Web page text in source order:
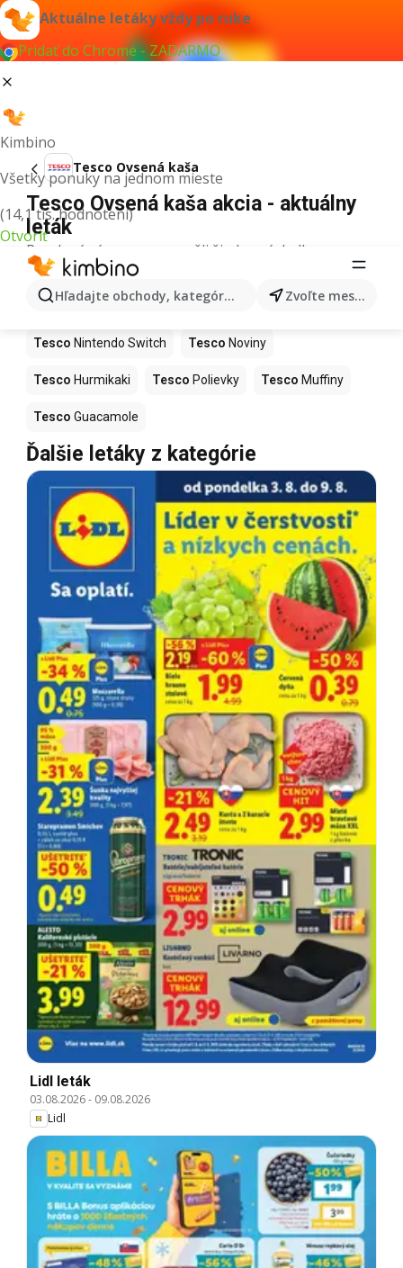
Aktuálne letáky vždy po ruke
Pridať do Chrome - ZADARMO
Kimbino
Všetky ponuky na jednom mieste
(14,1 tis. hodnotení)
Otvoriť
Hľadajte obchody, kategórie, produkty... Zvoľte mesto
Tesco Ovsená kaša
Tesco Ovsená kaša akcia - aktuálny
leták
Pre daný výraz sme nenašli žiadne výsledky.
Ďalšie produkty v obchodoch Tesco
Tesco Kapor Tesco Ashwagandha
Tesco Nintendo Switch Tesco Noviny
Tesco Hurmikaki Tesco Polievky Tesco Muffiny
Tesco Guacamole
Ďalšie letáky z kategórie
Lidl leták
03.08.2026- 09.08.2026
Lidl